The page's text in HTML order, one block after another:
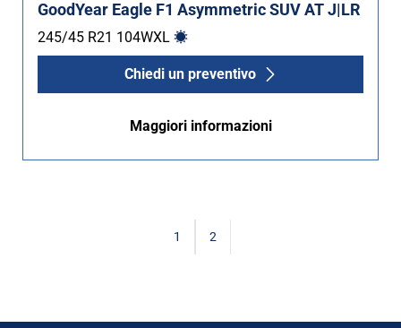
GoodYear Eagle F1 Asymmetric SUV AT J|LR
245/45 R21 104WXL
Chiedi un preventivo
Maggiori informazioni
1 2